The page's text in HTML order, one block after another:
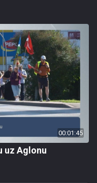
00:01:45
uz Aglonu